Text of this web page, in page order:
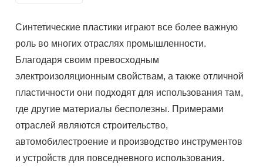
Синтетические пластики играют все более важную
роль во многих отраслях промышленности.
Благодаря своим превосходным
электроизоляционным свойствам, а также отличной
пластичности они подходят для использования там,
где другие материалы бесполезны. Примерами
отраслей являются строительство,
автомобилестроение и производство инструментов
и устройств для повседневного использования.